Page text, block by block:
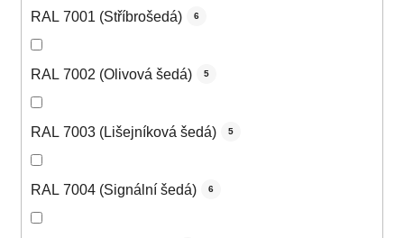
RAL 7001 (Stříbrošedá) 6
RAL 7002 (Olivová šedá) 5
RAL 7003 (Lišejníková šedá) 5
RAL 7004 (Signální šedá) 6